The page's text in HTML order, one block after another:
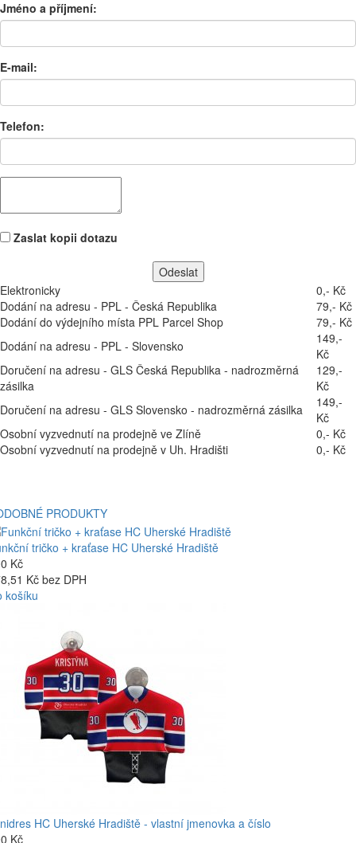
Jméno a příjmení:
E-mail:
Telefon:
Zaslat kopii dotazu
Elektronicky
0,- Kč
Dodání na adresu - PPL - Česká Republika
79,- Kč
Dodání do výdejního místa PPL Parcel Shop
79,- Kč
Dodání na adresu - PPL - Slovensko
149,-
Kč
Doručení na adresu - GLS Česká Republika - nadrozměrná
zásilka
129,-
Kč
Doručení na adresu - GLS Slovensko - nadrozměrná zásilka
149,-
Kč
Osobní vyzvednutí na prodejně ve Zlíně
0,- Kč
Osobní vyzvednutí na prodejně v Uh. Hradišti
0,- Kč
PRODUKTY
tričko + kraťase HC Uherské Hradiště
Kč
Kč bez DPH
košíku
HC Uherské Hradiště - vlastní jmenovka a číslo
Kč